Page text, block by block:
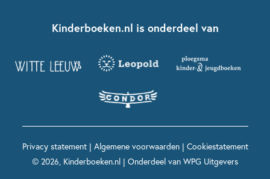
Kinderboeken diversiteit
Grappige kinderboeken
Spannende kinderboeken
Boekentips 12+ jaar
Voor volwassenen
Spekkie en Sproet
Maxi & Helium
Voor het onderwijs
Kinderboeken.nl is onderdeel van
Privacy statement| Algemene voorwaarden| Cookiestatement
© 2026, Kinderboeken.nl | Onderdeel van WPG Uitgevers